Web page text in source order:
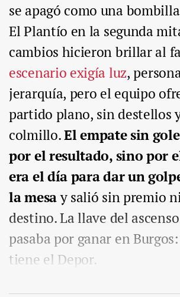
se apagó como una
El Plantí­o en la segunda
cambios hicieron brillar al
escenario exigí­a luz,
jerarquí­a, pero el equipo
partido plano, sin destellos
colmillo.El empate sin
por el resultado, sino por
era el día para dar un
la mesay salió sin premio
destino. La llave del
pasaba por ganar en
tiene el Depor.